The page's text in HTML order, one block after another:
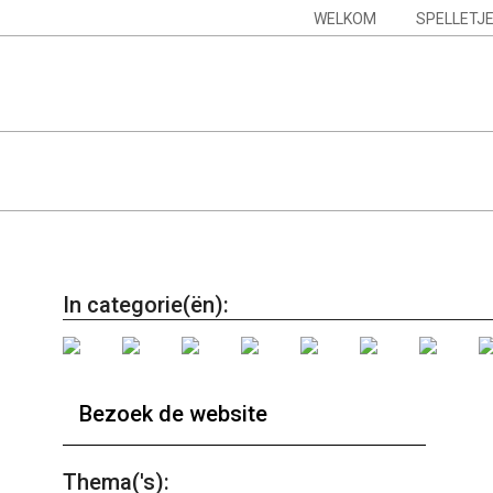
to
Menu
WELKOM
In categorie(ën):
Bezoek de website
Thema('s):